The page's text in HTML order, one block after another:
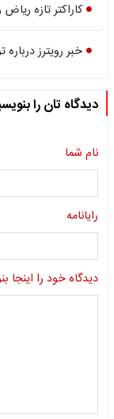
کاراکتر تازه
خبر رویترز
دیدگاه تان را
نام شما
رایانامه
دیدگاه خود را اینجا